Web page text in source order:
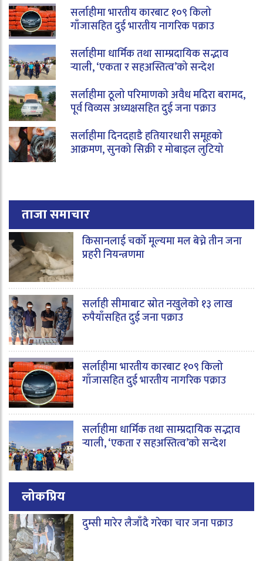
सर्लाहीमा भारतीय कारबाट १०९ किलो
गाँजासहित दुई भारतीय नागरिक पक्राउ
सर्लाहीमा धार्मिक तथा साम्प्रदायिक सद्भाव
र्‍याली, ‘एकता र सहअस्तित्व’को सन्देश
सर्लाहीमा ठूलो परिमाणको अवैध मदिरा बरामद,
पूर्व विव्यस अध्यक्षसहित दुई जना पक्राउ
सर्लाहीमा दिनदहाडै हतियारधारी समूहको
आक्रमण, सुनको सिक्री र मोबाइल लुटियो
ताजा समाचार
किसानलाई चर्को मूल्यमा मल बेच्ने तीन जना
प्रहरी नियन्त्रणमा
सर्लाही सीमाबाट स्रोत नखुलेको १३ लाख
रुपैयाँसहित दुई जना पक्राउ
सर्लाहीमा भारतीय कारबाट १०९ किलो
गाँजासहित दुई भारतीय नागरिक पक्राउ
सर्लाहीमा धार्मिक तथा साम्प्रदायिक सद्भाव
र्‍याली, ‘एकता र सहअस्तित्व’को सन्देश
लोकप्रिय
दुम्सी मारेर लैजाँदै गरेका चार जना पक्राउ